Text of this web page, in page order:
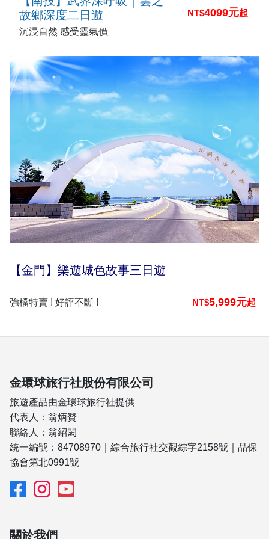
故鄉深度二日遊
沉浸自然 感受靈氣價
NT$4099元起
【金門】樂遊城色故事三日遊
強檔特賣 ! 好評不斷 ! NT$5,999元起
金環球旅行社股份有限公司
旅遊產品由金環球旅行社提供
代表人：翁炳贊
聯絡人：翁紹閎
統一編號：84708970｜綜合旅行社交觀綜字2158號｜品保
協會第北0991號
關於我們